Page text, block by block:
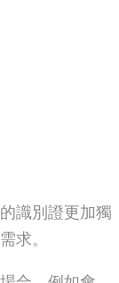
識別證更加獨
求。